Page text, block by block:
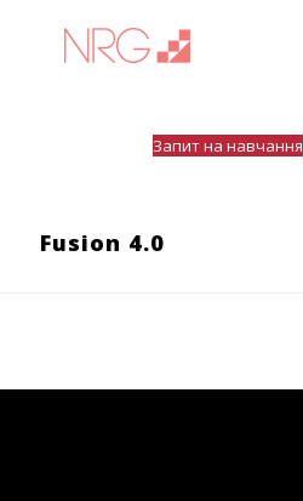
Запит на навчання
Fusion 4.0